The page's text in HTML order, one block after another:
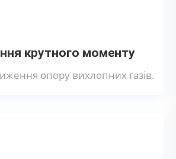
крутного моменту
опору вихлопних газів.